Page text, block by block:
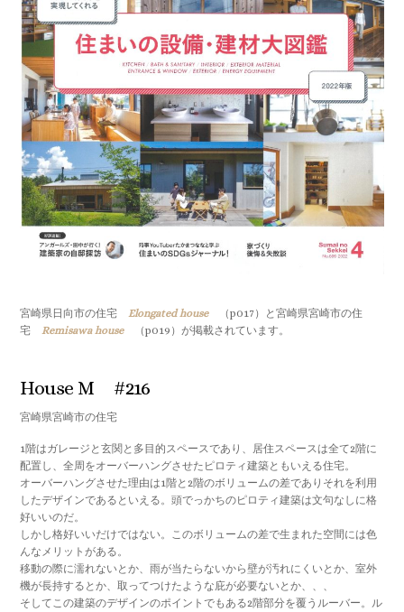
宮崎県日向市の住宅 Elongated house（p017）と宮崎県宮崎市の住
宅
Remisawa house（p019）が掲載されています。
House M #216
宮崎県宮崎市の住宅
1階はガレージと玄関と多目的スペースであり、居住スペースは全て2階に
配置し、全周をオーバーハングさせたピロティ建築ともいえる住宅。
オーバーハングさせた理由は1階と2階のボリュームの差でありそれを利用
したデザインであるといえる。頭でっかちのピロティ建築は文句なしに格
好いいのだ。
しかし格好いいだけではない。このボリュームの差で生まれた空間には色
んなメリットがある。
移動の際に濡れないとか、雨が当たらないから壁が汚れにくいとか、室外
機が長持するとか、取ってつけたような庇が必要ないとか、、、
そしてこの建築のデザインのポイントでもある2階部分を覆うルーバー。ル